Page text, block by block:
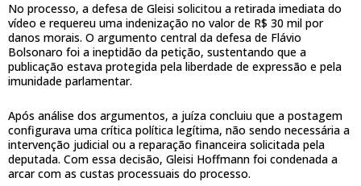
No processo, a defesa de Gleisi solicitou a retirada imediata do
vídeo e requereu uma indenização no valor de R$ 30 mil por
danos morais. O argumento central da defesa de Flávio
Bolsonaro foi a ineptidão da petição, sustentando que a
publicação estava protegida pela liberdade de expressão e pela
imunidade parlamentar.
Após análise dos argumentos, a juíza concluiu que a postagem
configurava uma crítica política legítima, não sendo necessária a
intervenção judicial ou a reparação financeira solicitada pela
deputada. Com essa decisão, Gleisi Hoffmann foi condenada a
arcar com as custas processuais do processo.